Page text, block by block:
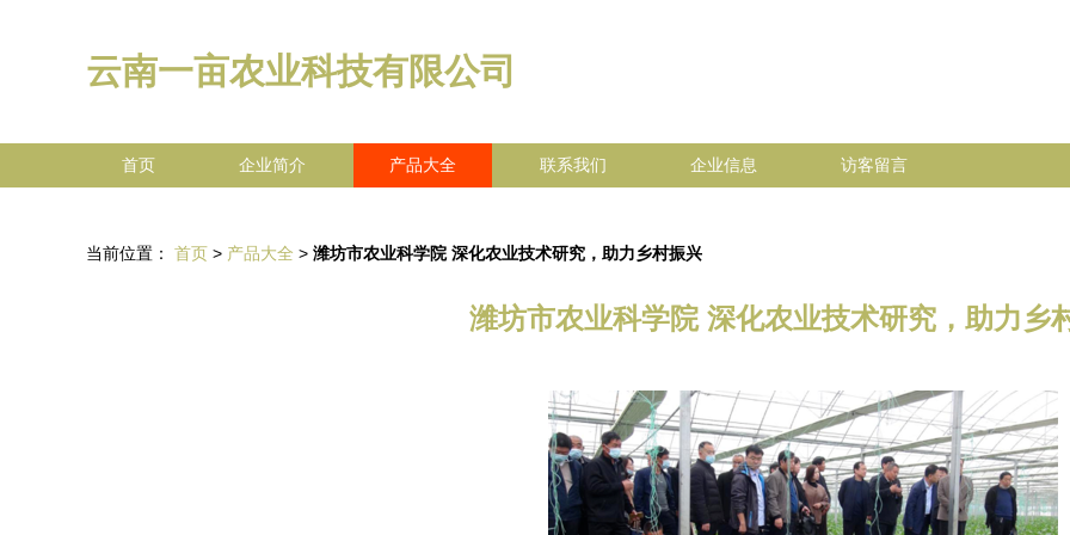
云南一亩农业科技有限公司
首页 企业简介 产品大全 联系我们 企业信息 访客留言
当前位置： 首页 > 产品大全 > 潍坊市农业科学院 深化农业技术研究，助力乡村振兴
潍坊市农业科学院 深化农业技术研究，助力乡